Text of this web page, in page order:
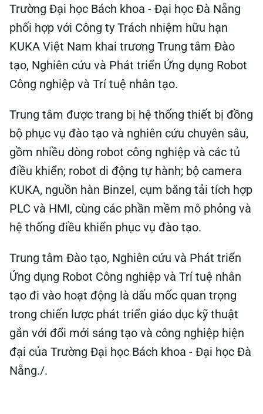
Trường Đại học Bách khoa - Đại học Đà Nẵng
phối hợp với Công ty Trách nhiệm hữu hạn
KUKA Việt Nam khai trương Trung tâm Đào
tạo, Nghiên cứu và Phát triển Ứng dụng Robot
Công nghiệp và Trí tuệ nhân tạo.
Trung tâm được trang bị hệ thống thiết bị đồng
bộ phục vụ đào tạo và nghiên cứu chuyên sâu,
gồm nhiều dòng robot công nghiệp và các tủ
điều khiển; robot di động tự hành; bộ camera
KUKA, nguồn hàn Binzel, cụm băng tải tích hợp
PLC và HMI, cùng các phần mềm mô phỏng và
hệ thống điều khiển phục vụ đào tạo.
Trung tâm Đào tạo, Nghiên cứu và Phát triển
Ứng dụng Robot Công nghiệp và Trí tuệ nhân
tạo đi vào hoạt động là dấu mốc quan trọng
trong chiến lược phát triển giáo dục kỹ thuật
gắn với đổi mới sáng tạo và công nghiệp hiện
đại của Trường Đại học Bách khoa - Đại học Đà
Nẵng./.